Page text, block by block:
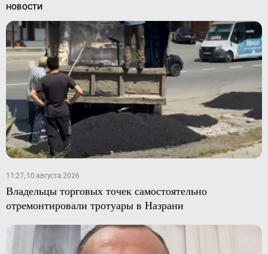
НОВОСТИ
11:27, 10 августа 2026
Владельцы торговых точек самостоятельно
отремонтировали тротуары в Назрани